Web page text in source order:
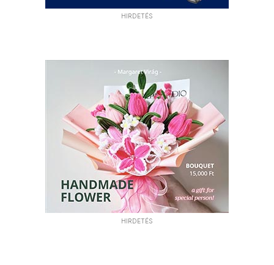
HIRDETÉS
HIRDETÉS